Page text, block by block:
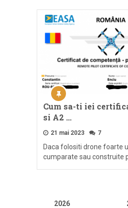
Cum sa-ti iei
si A2 …
21 mai 2023 7
Daca folositi drone foarte
cumparate sau construite
2026